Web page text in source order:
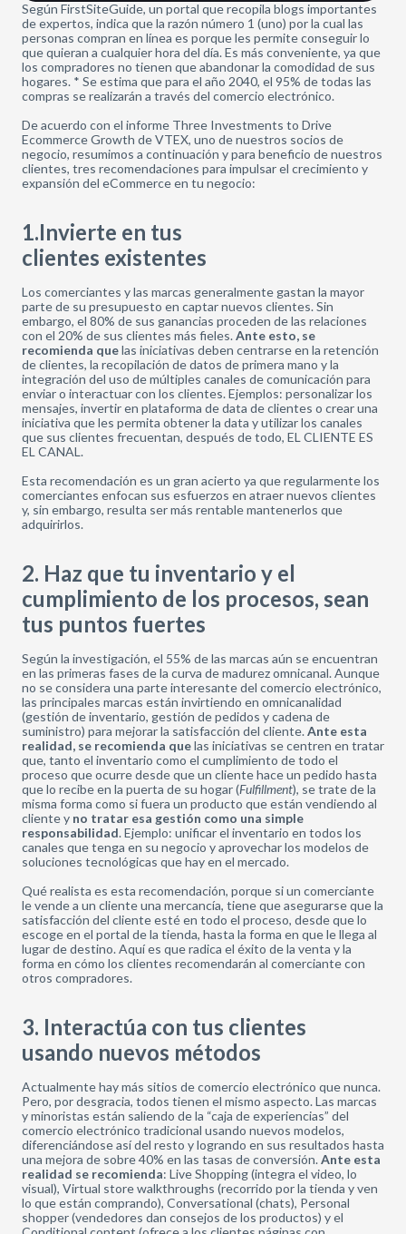
Según FirstSiteGuide, un portal que recopila blogs importantes
de expertos, indica que la razón número 1 (uno) por la cual las
personas compran en línea es porque les permite conseguir lo
que quieran a cualquier hora del día. Es más conveniente, ya que
los compradores no tienen que abandonar la comodidad de sus
hogares. * Se estima que para el año 2040, el 95% de todas las
compras se realizarán a través del comercio electrónico.
De acuerdo con el informe Three Investments to Drive
Ecommerce Growth de VTEX, uno de nuestros socios de
negocio, resumimos a continuación y para beneficio de nuestros
clientes, tres recomendaciones para impulsar el crecimiento y
expansión del eCommerce en tu negocio:
1.Invierte en tus
clientes existentes
Los comerciantes y las marcas generalmente gastan la mayor
parte de su presupuesto en captar nuevos clientes. Sin
embargo, el 80% de sus ganancias proceden de las relaciones
con el 20% de sus clientes más fieles.Ante esto, se
recomienda quelas iniciativas deben centrarse en la retención
de clientes, la recopilación de datos de primera mano y la
integración del uso de múltiples canales de comunicación para
enviar o interactuar con los clientes. Ejemplos: personalizar los
mensajes, invertir en plataforma de data de clientes o crear una
iniciativa que les permita obtener la data y utilizar los canales
que sus clientes frecuentan, después de todo, EL CLIENTE ES
EL CANAL.
Esta recomendación es un gran acierto ya que regularmente los
comerciantes enfocan sus esfuerzos en atraer nuevos clientes
y, sin embargo, resulta ser más rentable mantenerlos que
adquirirlos.
2. Haz que tu inventario y el
cumplimiento de los procesos, sean
tus puntos fuertes
Según la investigación, el 55% de las marcas aún se encuentran
en las primeras fases de la curva de madurez omnicanal. Aunque
no se considera una parte interesante del comercio electrónico,
las principales marcas están invirtiendo en omnicanalidad
(gestión de inventario, gestión de pedidos y cadena de
suministro) para mejorar la satisfacción del cliente.Ante esta
realidad, se recomienda quelas iniciativas se centren en tratar
que, tanto el inventario como el cumplimiento de todo el
proceso que ocurre desde que un cliente hace un pedido hasta
que lo recibe en la puerta de su hogar (Fulfillment), se trate de la
misma forma como si fuera un producto que están vendiendo al
cliente y no tratar esa gestión como una simple
responsabilidad. Ejemplo: unificar el inventario en todos los
canales que tenga en su negocio y aprovechar los modelos de
soluciones tecnológicas que hay en el mercado.
Qué realista es esta recomendación, porque si un comerciante
le vende a un cliente una mercancía, tiene que asegurarse que la
satisfacción del cliente esté en todo el proceso, desde que lo
escoge en el portal de la tienda, hasta la forma en que le llega al
lugar de destino. Aquí es que radica el éxito de la venta y la
forma en cómo los clientes recomendarán al comerciante con
otros compradores.
3. Interactúa con tus clientes
usando nuevos métodos
Actualmente hay más sitios de comercio electrónico que nunca.
Pero, por desgracia, todos tienen el mismo aspecto. Las marcas
y minoristas están saliendo de la “caja de experiencias” del
comercio electrónico tradicional usando nuevos modelos,
diferenciándose así del resto y logrando en sus resultados hasta
una mejora de sobre 40% en las tasas de conversión.Ante esta
realidad se recomienda: Live Shopping (integra el video, lo
visual), Virtual store walkthroughs (recorrido por la tienda y ven
lo que están comprando), Conversational (chats), Personal
shopper (vendedores dan consejos de los productos) y el